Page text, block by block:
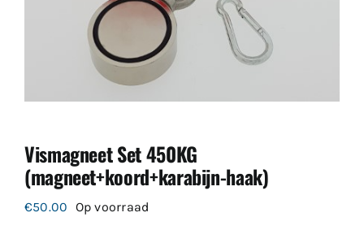
Vismagneet Set 450KG
(magneet+koord+karabijn-haak)
€50.00 Op voorraad